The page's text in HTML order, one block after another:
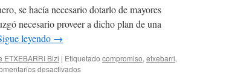
se hacía necesario dotarlo de mayores
necesario proveer a dicho plan de una
leyendo →
ETXEBARRI Bizi | Etiquetado compromiso, etxebarri,
desactivadosen